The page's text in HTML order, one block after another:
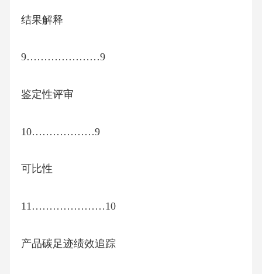
结果解释
9…………………9
鉴定性评审
10………………9
可比性
11…………………10
产品碳足迹绩效追踪